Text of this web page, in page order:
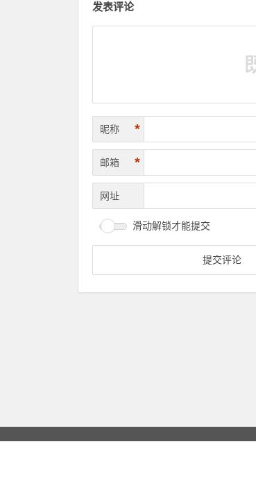
发表评论
昵称 *
邮箱 *
网址
滑动解锁才能提交